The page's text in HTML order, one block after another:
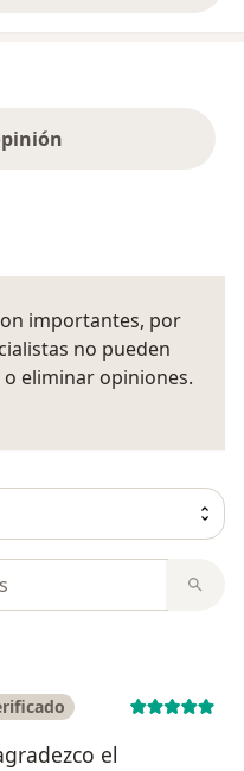
importantes, por
no pueden
eliminar opiniones.
el